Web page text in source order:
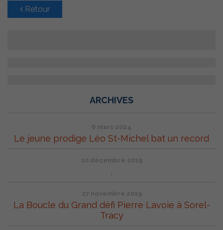
Retour
ARCHIVES
6 mars 2024
Le jeune prodige Léo St-Michel bat un record
10 décembre 2019
.
27 novembre 2019
La Boucle du Grand défi Pierre Lavoie à Sorel-
Tracy